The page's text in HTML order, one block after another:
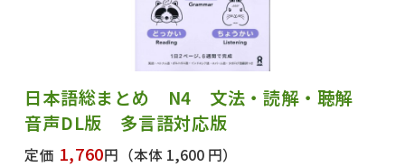
日本語総まとめ N4 文法・読解・聴解
音声DL版 多言語対応版
定価 1,760円 （本体 1,600 円）